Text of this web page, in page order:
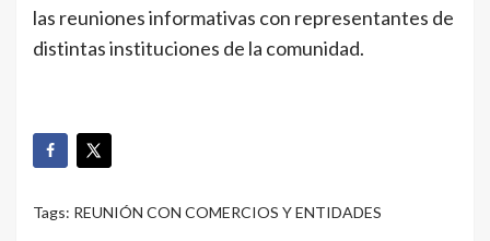
las reuniones informativas con representantes de
distintas instituciones de la comunidad.
Tags: REUNIÓN CON COMERCIOS Y ENTIDADES